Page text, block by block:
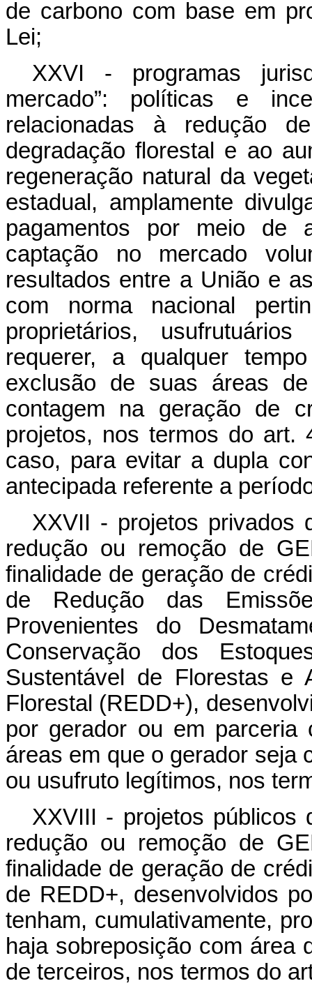
de carbono com base em
Lei;
XXVI - programas
mercado”: políticas e
relacionadas à redução
degradação florestal e ao
regeneração natural da
estadual, amplamente
pagamentos por meio de
captação no mercado
resultados entre a União e
com norma nacional
proprietários,
requerer, a qualquer
exclusão de suas áreas
contagem na geração de
projetos, nos termos do art.
caso, para evitar a dupla
antecipada referente a
XXVII - projetos privados
redução ou remoção de
finalidade de geração de
de Redução das
Provenientes do
Conservação dos
Sustentável de Florestas e
Florestal (REDD+),
por gerador ou em parceria
áreas em que o gerador seja
ou usufruto legítimos, nos
XXVIII - projetos públicos
redução ou remoção de
finalidade de geração de
de REDD+, desenvolvidos
tenham, cumulativamente,
haja sobreposição com área
de terceiros, nos termos do